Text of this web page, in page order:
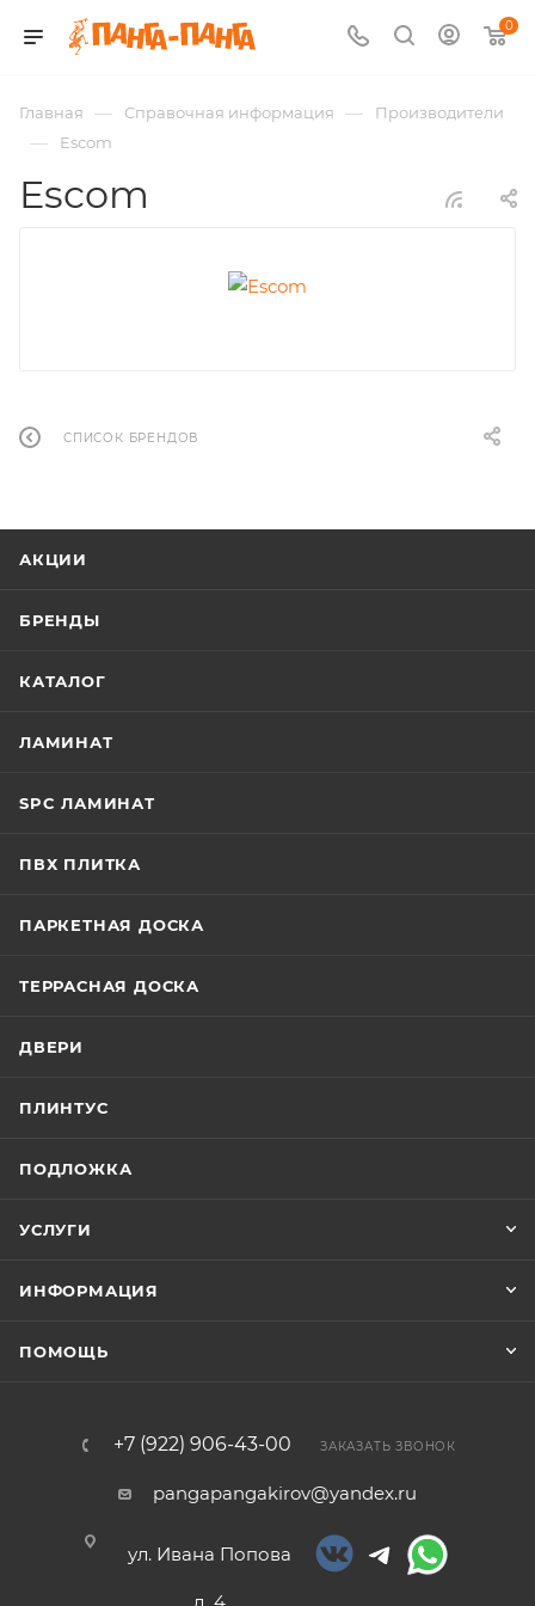
0
Главная — Справочная информация — Производители
— Escom
Escom
СПИСОК БРЕНДОВ
АКЦИИ
БРЕНДЫ
КАТАЛОГ
ЛАМИНАТ
SPC ЛАМИНАТ
ПВХ ПЛИТКА
ПАРКЕТНАЯ ДОСКА
ТЕРРАСНАЯ ДОСКА
ДВЕРИ
ПЛИНТУС
ПОДЛОЖКА
УСЛУГИ
ИНФОРМАЦИЯ
ПОМОЩЬ
+7 (922) 906-43-00 ЗАКАЗАТЬ ЗВОНОК
pangapangakirov@yandex.ru
ул. Ивана Попова